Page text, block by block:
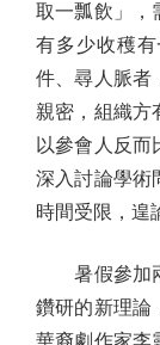
取一瓢飲」，
有多少收穫
件、尋人脈者
親密，組織方
以參會人反而
深入討論學術
時間受限，遑
暑假參加兩
鑽研的新理論